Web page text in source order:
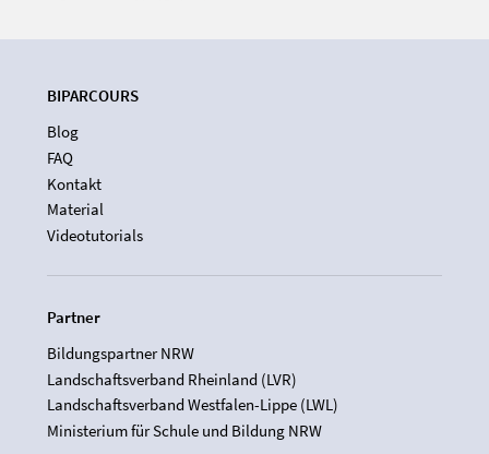
BIPARCOURS
Blog
FAQ
Kontakt
Material
Videotutorials
Partner
Bildungspartner NRW
Landschaftsverband Rheinland (LVR)
Landschaftsverband Westfalen-Lippe (LWL)
Ministerium für Schule und Bildung NRW